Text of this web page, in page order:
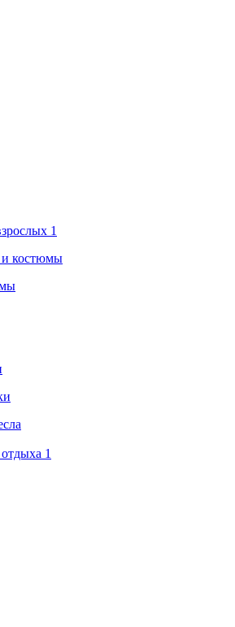
1
и костюмы
1